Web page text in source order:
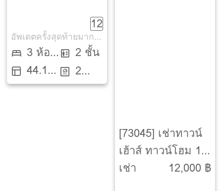
Paholyothin-
Saimai]
12
อัพเดตครั้งสุดท้ายมากกว่า 30 วัน
3 ห้อง
นอน44.1
ตรว.
2 ชั้น
2
ห้องน้ำ
[73045] เช่าทาวน์
เฮ้าส์ ทาวน์โฮม 1
ปี บ้านพฤกษา 79
เช่า
12,000 ฿